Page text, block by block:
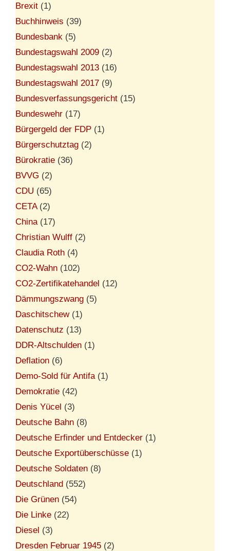
Brexit (1)
Buchhinweis (39)
Bundesbank (5)
Bundestagswahl 2009 (2)
Bundestagswahl 2013 (16)
Bundestagswahl 2017 (9)
Bundesverfassungsgericht (15)
Bundeswehr (17)
Bürgergeld der FDP (1)
Bürgerschutztag (2)
Bürokratie (36)
BVVG (2)
CDU (65)
CETA(2)
China(17)
Christian Wulff (2)
Claudia Roth (4)
CO2-Wahn (102)
CO2-Zertifikatehandel (12)
Dämmungszwang (5)
Daschitschew(1)
Datenschutz (13)
DDR-Altschulden (1)
Deflation (6)
Demo-Sold für Antifa(1)
Demokratie (42)
Denis Yücel (3)
Deutsche Bahn (8)
Deutsche Erfinder und Entdecker (1)
Deutsche Exportüberschüsse (1)
Deutsche Soldaten (8)
Deutschland (552)
Die Grünen (54)
Die Linke (22)
Diesel (3)
Dresden Februar 1945 (2)